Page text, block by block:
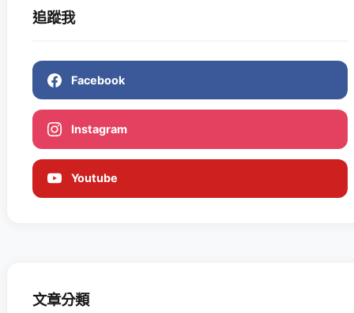
追蹤我
Facebook
Instagram
Youtube
文章分類